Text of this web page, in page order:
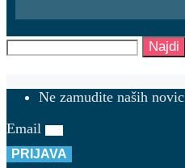
Najdi
Ne zamudite naših novic
Email
PRIJAVA